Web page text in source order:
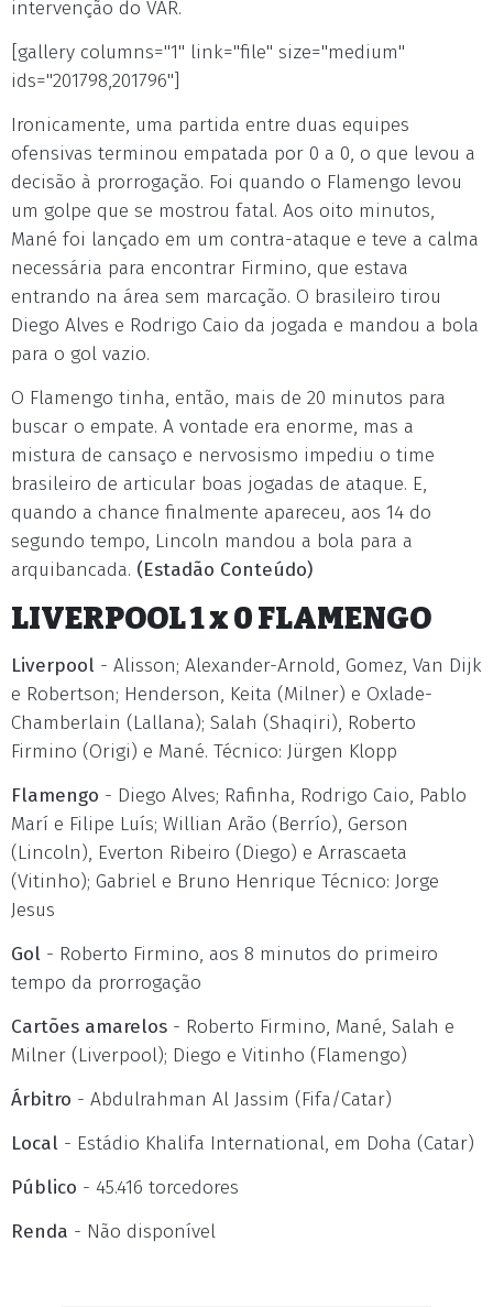
intervenção do VAR.
[gallery columns="1" link="file" size="medium"
ids="201798,201796"]
Ironicamente, uma partida entre duas equipes
ofensivas terminou empatada por 0 a 0, o que levou a
decisão à prorrogação. Foi quando o Flamengo levou
um golpe que se mostrou fatal. Aos oito minutos,
Mané foi lançado em um contra-ataque e teve a calma
necessária para encontrar Firmino, que estava
entrando na área sem marcação. O brasileiro tirou
Diego Alves e Rodrigo Caio da jogada e mandou a bola
para o gol vazio.
O Flamengo tinha, então, mais de 20 minutos para
buscar o empate. A vontade era enorme, mas a
mistura de cansaço e nervosismo impediu o time
brasileiro de articular boas jogadas de ataque. E,
quando a chance finalmente apareceu, aos 14 do
segundo tempo, Lincoln mandou a bola para a
arquibancada. (Estadão Conteúdo)
LIVERPOOL 1 x 0 FLAMENGO
Liverpool - Alisson; Alexander-Arnold, Gomez, Van Dijk
e Robertson; Henderson, Keita (Milner) e Oxlade-
Chamberlain (Lallana); Salah (Shaqiri), Roberto
Firmino (Origi) e Mané. Técnico: Jürgen Klopp
Flamengo - Diego Alves; Rafinha, Rodrigo Caio, Pablo
Marí e Filipe Luís; Willian Arão (Berrío), Gerson
(Lincoln), Everton Ribeiro (Diego) e Arrascaeta
(Vitinho); Gabriel e Bruno Henrique Técnico: Jorge
Jesus
Gol - Roberto Firmino, aos 8 minutos do primeiro
tempo da prorrogação
Cartões amarelos - Roberto Firmino, Mané, Salah e
Milner (Liverpool); Diego e Vitinho (Flamengo)
Árbitro - Abdulrahman Al Jassim (Fifa/Catar)
Local - Estádio Khalifa International, em Doha (Catar)
Público - 45.416 torcedores
Renda - Não disponível